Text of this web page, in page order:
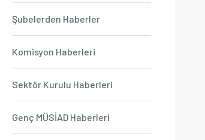
Şubelerden Haberler
Komisyon Haberleri
Sektör Kurulu Haberleri
Genç MÜSİAD Haberleri